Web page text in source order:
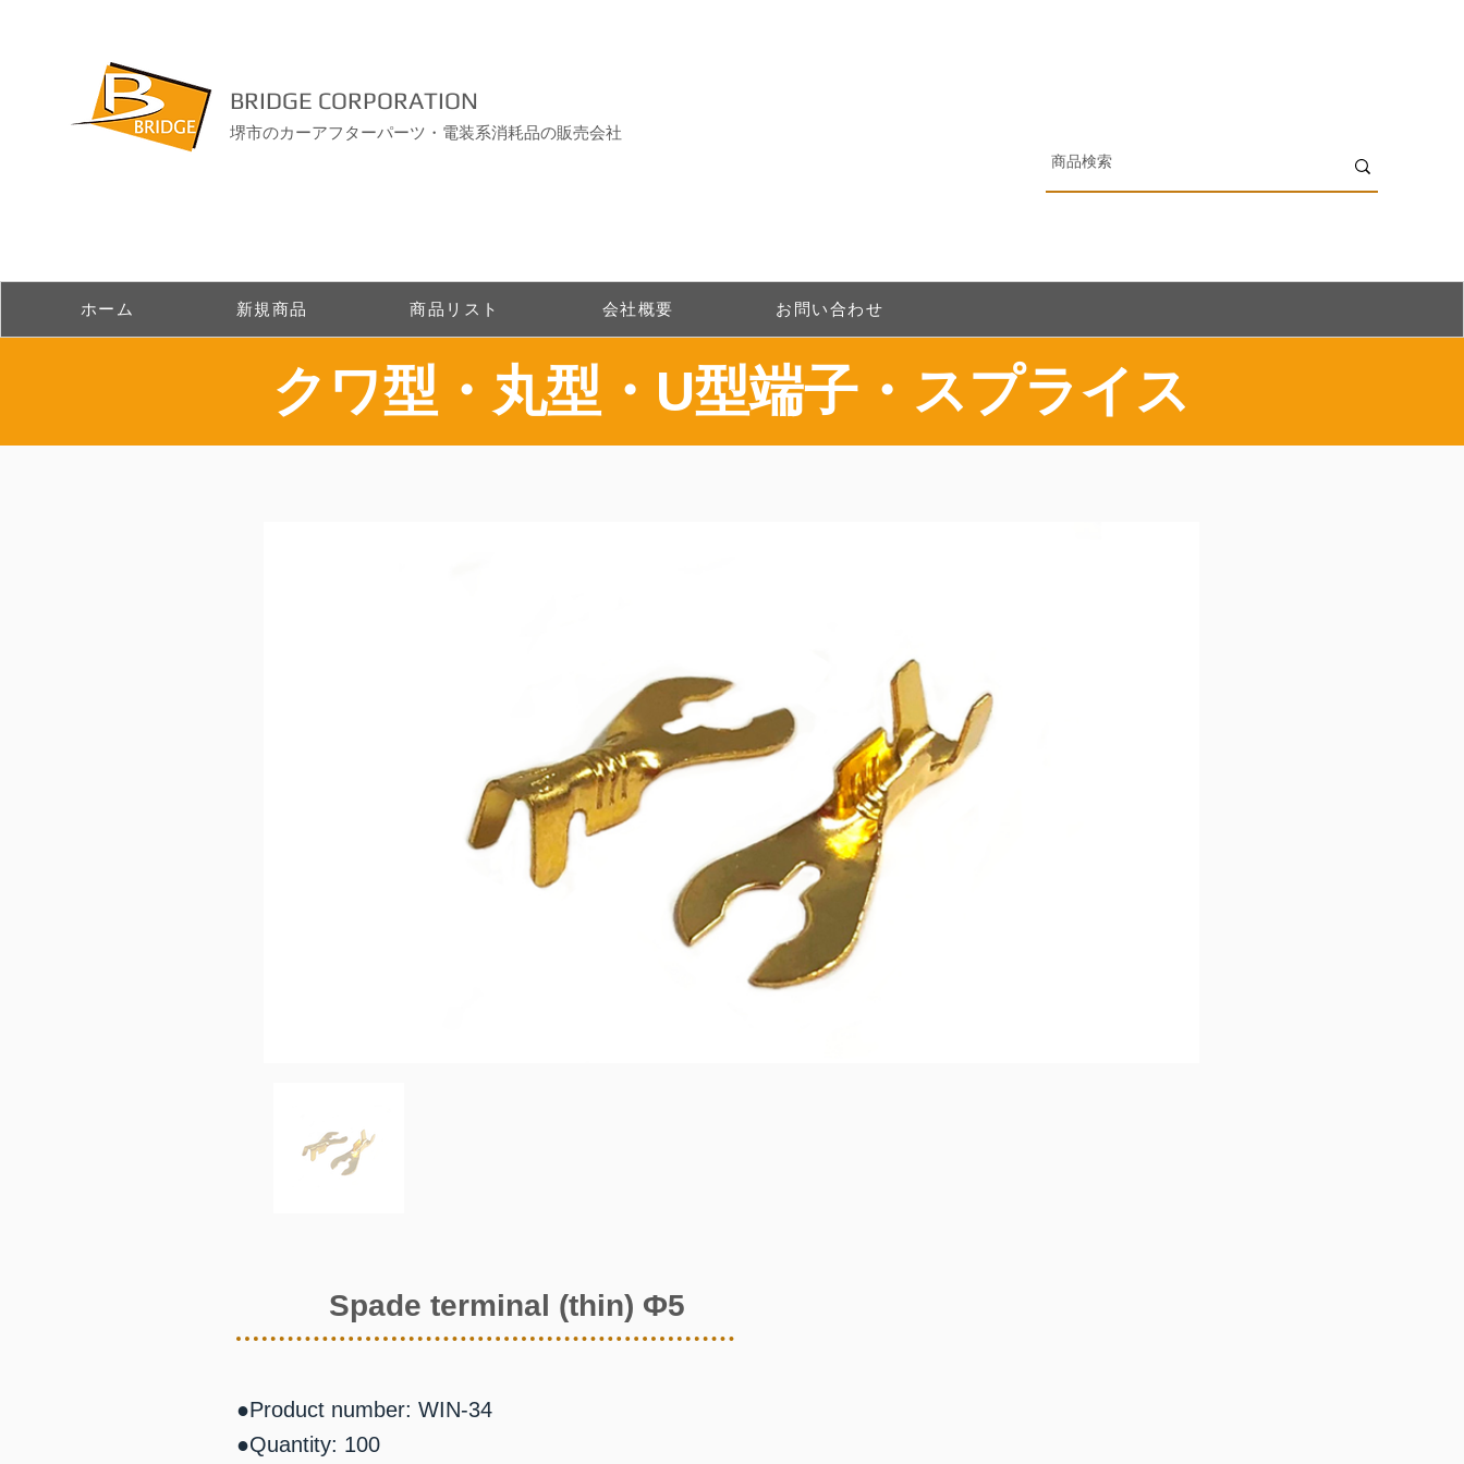
BRIDGE CORPORATION
堺市のカーアフターパーツ・電装系消耗品の販売会社
ホーム 新規商品 商品リスト 会社概要 お問い合わせ
​クワ型・丸型・U型端子・スプライス
Spade terminal (thin) Φ5
●Product number: WIN-34
●Quantity: 100